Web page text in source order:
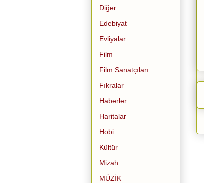
Diğer
Edebiyat
Evliyalar
Film
Film Sanatçıları
Fıkralar
Haberler
Haritalar
Hobi
Kültür
Mizah
MÜZİK